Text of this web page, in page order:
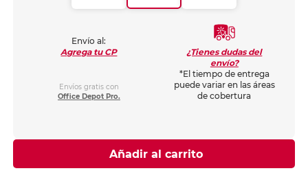
Envío al:
Agrega tu CP
Envíos gratis con
Office Depot Pro.
¿Tienes dudas del
envío?
*El tiempo de entrega
puede variar en las áreas
de cobertura
Añadir al carrito